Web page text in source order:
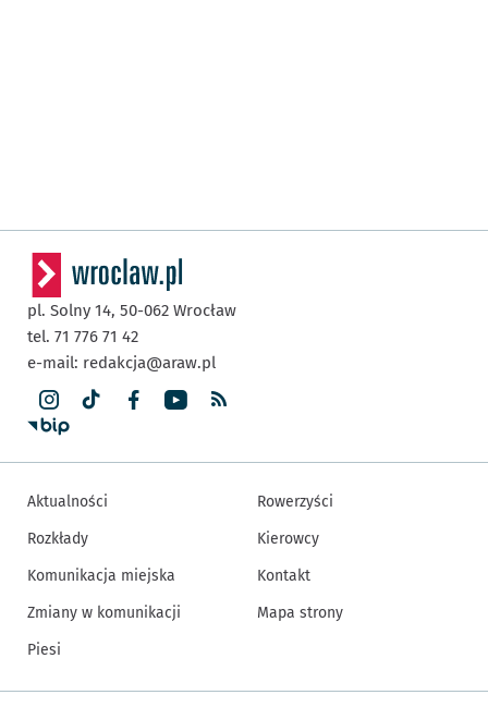
pl. Solny 14, 50-062 Wrocław
tel. 71 776 71 42
e-mail: redakcja@araw.pl
Aktualności
Rozkłady
Komunikacja miejska
Zmiany w komunikacji
Piesi
Rowerzyści
Kierowcy
Kontakt
Mapa strony